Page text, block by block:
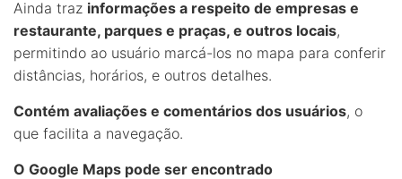
Ainda traz informações a respeito de empresas e
restaurante, parques e praças, e outros locais,
permitindo ao usuário marcá-los no mapa para conferir
distâncias, horários, e outros detalhes.
Contém avaliações e comentários dos usuários, o
que facilita a navegação.
O Google Maps pode ser encontrado